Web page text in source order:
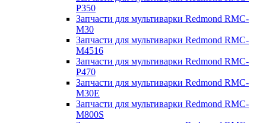
P350
Запчасти для мультиварки Redmond RMC-
M30
Запчасти для мультиварки Redmond RMC-
M4516
Запчасти для мультиварки Redmond RMC-
P470
Запчасти для мультиварки Redmond RMC-
M30E
Запчасти для мультиварки Redmond RMC-
M800S